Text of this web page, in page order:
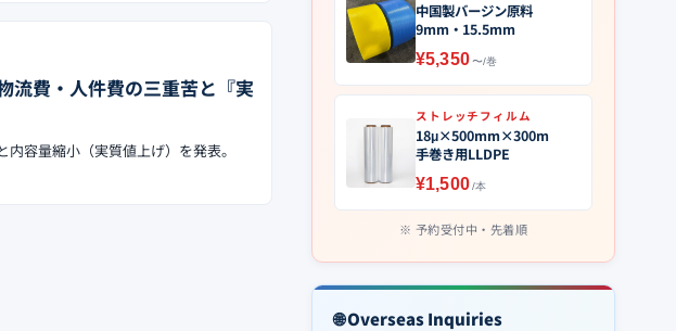
流費・人件費の三重苦と『実
容量縮小（実質値上げ）を発表。
中国製バージン原料
9mm・15.5mm
¥5,350〜/巻
ストレッチフィルム
18μ×500mm×300m
手巻き用LLDPE
¥1,500/本
予約受付中・先着順
🌐 Overseas Inquiries